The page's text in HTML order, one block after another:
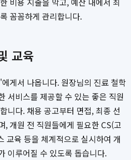
꼼꼼하게 관리합니다.
교육
게서 나옵니다. 원장님의 진료 철학
서비스를 제공할 수 있는 좋은 직원
니다. 채용 공고부터 면접, 최종 선
, 개원 전 직원들에게 필요한 CS(고
교육 등을 체계적으로 실시하여 개
이루어질 수 있도록 돕습니다.